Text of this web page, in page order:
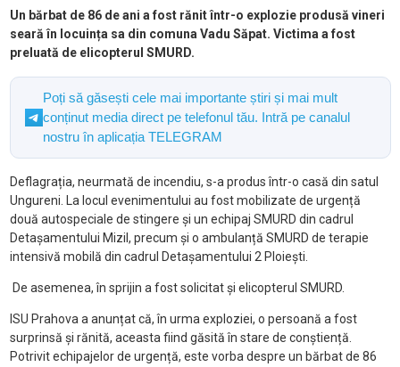
Un bărbat de 86 de ani a fost rănit într-o explozie produsă vineri
seară în locuința sa din comuna Vadu Săpat. Victima a fost
preluată de elicopterul SMURD.
Poți să găsești cele mai importante știri și mai mult
conținut media direct pe telefonul tău. Intră pe canalul
nostru în aplicația TELEGRAM
Deflagrația, neurmată de incendiu, s-a produs într-o casă din satul
Ungureni. La locul evenimentului au fost mobilizate de urgență
două autospeciale de stingere și un echipaj SMURD din cadrul
Detașamentului Mizil, precum și o ambulanță SMURD de terapie
intensivă mobilă din cadrul Detașamentului 2 Ploiești.
De asemenea, în sprijin a fost solicitat și elicopterul SMURD.
ISU Prahova a anunțat că, în urma exploziei, o persoană a fost
surprinsă și rănită, aceasta fiind găsită în stare de conștiență.
Potrivit echipajelor de urgență, este vorba despre un bărbat de 86